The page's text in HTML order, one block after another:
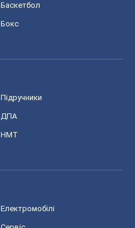
Баскетбол
Бокс
Підручники
ДПА
НМТ
Електромобілі